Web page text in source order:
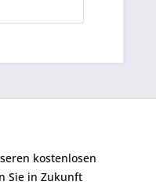
kostenlosen
Sie in Zukunft